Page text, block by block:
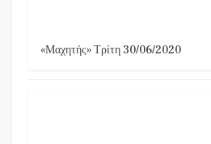
«Μαχητής» Τρίτη 30/06/2020